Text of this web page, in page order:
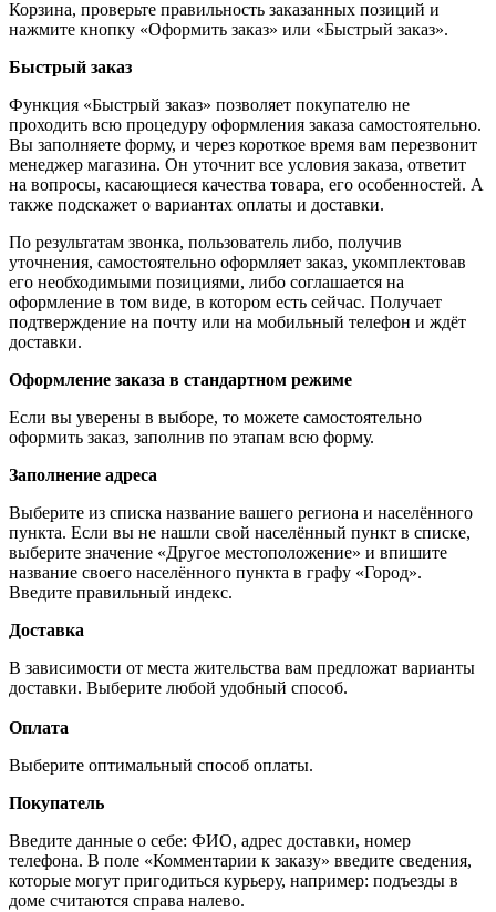
Корзина, проверьте правильность заказанных позиций и
нажмите кнопку «Оформить заказ» или «Быстрый заказ».
Быстрый заказ
Функция «Быстрый заказ» позволяет покупателю не
проходить всю процедуру оформления заказа самостоятельно.
Вы заполняете форму, и через короткое время вам перезвонит
менеджер магазина. Он уточнит все условия заказа, ответит
на вопросы, касающиеся качества товара, его особенностей. А
также подскажет о вариантах оплаты и доставки.
По результатам звонка, пользователь либо, получив
уточнения, самостоятельно оформляет заказ, укомплектовав
его необходимыми позициями, либо соглашается на
оформление в том виде, в котором есть сейчас. Получает
подтверждение на почту или на мобильный телефон и ждёт
доставки.
Оформление заказа в стандартном режиме
Если вы уверены в выборе, то можете самостоятельно
оформить заказ, заполнив по этапам всю форму.
Заполнение адреса
Выберите из списка название вашего региона и населённого
пункта. Если вы не нашли свой населённый пункт в списке,
выберите значение «Другое местоположение» и впишите
название своего населённого пункта в графу «Город».
Введите правильный индекс.
Доставка
В зависимости от места жительства вам предложат варианты
доставки. Выберите любой удобный способ.
Оплата
Выберите оптимальный способ оплаты.
Покупатель
Введите данные о себе: ФИО, адрес доставки, номер
телефона. В поле «Комментарии к заказу» введите сведения,
которые могут пригодиться курьеру, например: подъезды в
доме считаются справа налево.